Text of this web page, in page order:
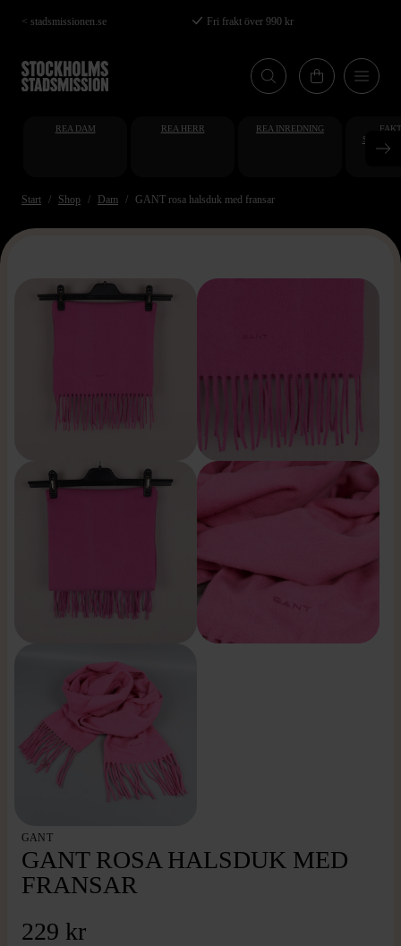
Hoppa
till
huvudinnehåll
< stadsmissionen.se Fri frakt över 990 kr
REA DAM REA HERR REA INREDNING
Start Shop Dam GANT rosa halsduk med fransar
GANT
GANT ROSA HALSDUK MED
FRANSAR
229 kr